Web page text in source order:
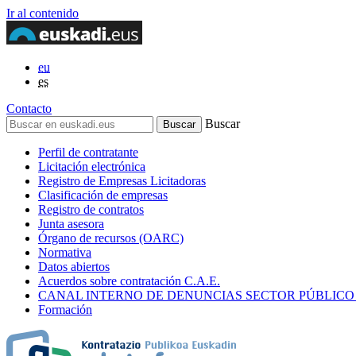
Ir al contenido
eu
es
Contacto
Buscar
Perfil de contratante
Licitación electrónica
Registro de Empresas Licitadoras
Clasificación de empresas
Registro de contratos
Junta asesora
Órgano de recursos (OARC)
Normativa
Datos abiertos
Acuerdos sobre contratación C.A.E.
CANAL INTERNO DE DENUNCIAS SECTOR
Formación